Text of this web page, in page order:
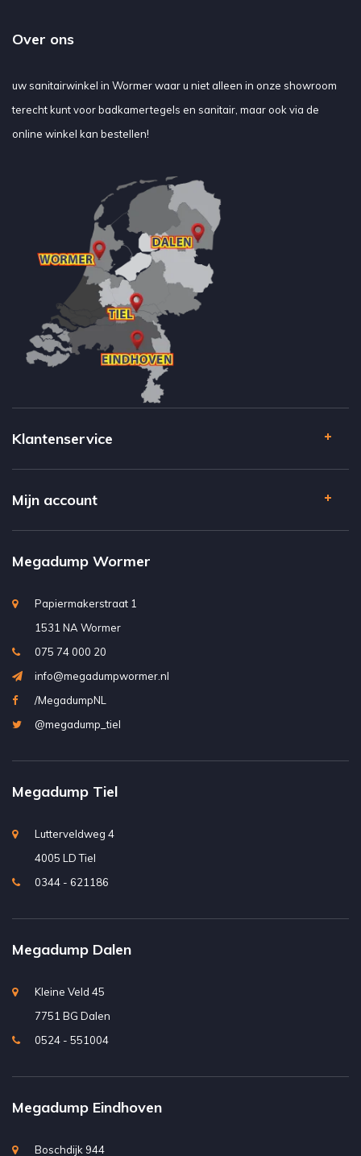
Over ons
uw sanitairwinkel in Wormer waar u niet alleen in onze showroom
terecht kunt voor badkamertegels en sanitair, maar ook via de
online winkel kan bestellen!
Klantenservice
Mijn account
Megadump Wormer
Papiermakerstraat 1
1531 NA Wormer
075 74 000 20
info@megadumpwormer.nl
/MegadumpNL
@megadump_tiel
Megadump Tiel
Lutterveldweg 4
4005 LD Tiel
0344 - 621186
Megadump Dalen
Kleine Veld 45
7751 BG Dalen
0524 - 551004
Megadump Eindhoven
Boschdijk 944